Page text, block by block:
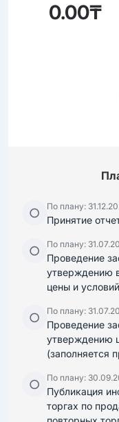
0.00₸
○ По плану:
Принятие
○ По плану:
Проведение
утверждению
цены и
○ По плану:
Проведение
утверждению
(заполняется
○ По плану:
Публикация
торгах по